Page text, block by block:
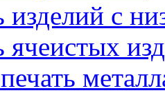
изделий с
ячеистых